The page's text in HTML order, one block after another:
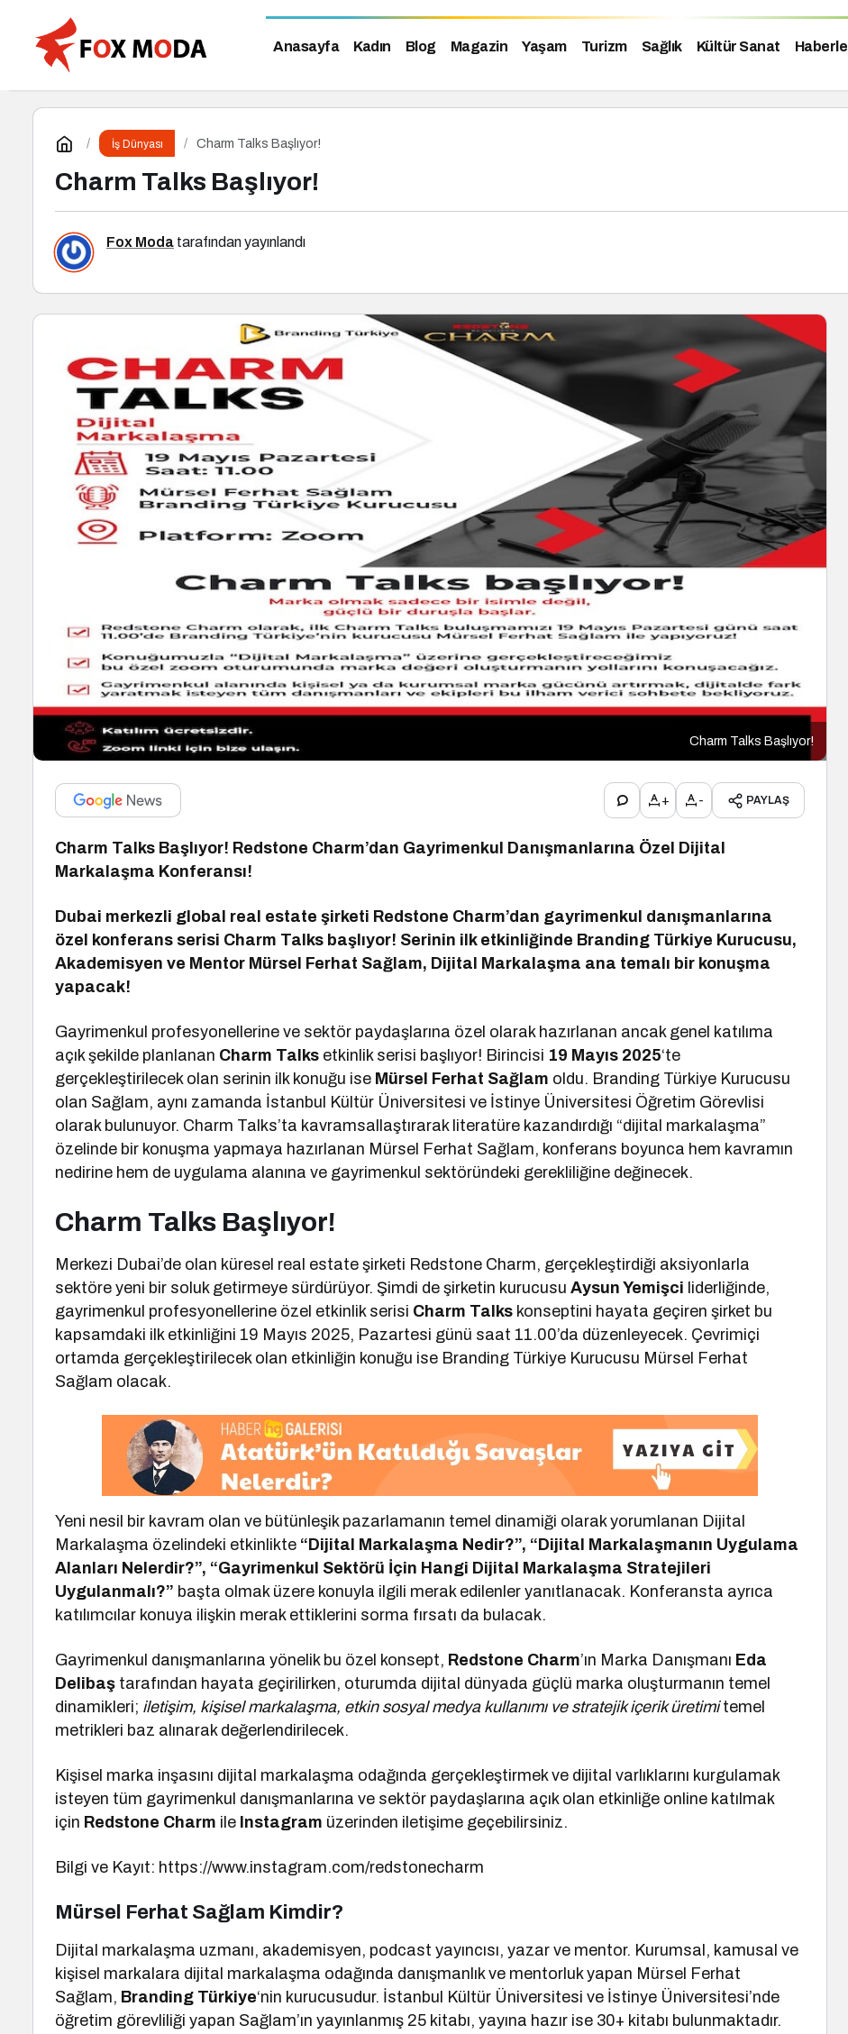
Anasayfa Kadın Blog Magazin Yaşam Turizm Sağlık Kültür Sanat
İş Dünyası Charm Talks Başlıyor!
Charm Talks Başlıyor!
Fox Moda tarafından yayınlandı
Charm Talks Başlıyor!
+ - PAYLAŞ
Charm Talks Başlıyor! Redstone Charm’dan Gayrimenkul Danışmanlarına Özel Dijital
Markalaşma Konferansı!
Dubai merkezli global real estate şirketi Redstone Charm’dan gayrimenkul danışmanlarına
özel konferans serisi Charm Talks başlıyor! Serinin ilk etkinliğinde Branding Türkiye Kurucusu,
Akademisyen ve Mentor Mürsel Ferhat Sağlam, Dijital Markalaşma ana temalı bir konuşma
yapacak!
Gayrimenkul profesyonellerine ve sektör paydaşlarına özel olarak hazırlanan ancak genel katılıma
açık şekilde planlanan Charm Talks etkinlik serisi başlıyor! Birincisi 19 Mayıs 2025‘te
gerçekleştirilecek olan serinin ilk konuğu ise Mürsel Ferhat Sağlam oldu. Branding Türkiye Kurucusu
olan Sağlam, aynı zamanda İstanbul Kültür Üniversitesi ve İstinye Üniversitesi Öğretim Görevlisi
olarak bulunuyor. Charm Talks’ta kavramsallaştırarak literatüre kazandırdığı “dijital markalaşma”
özelinde bir konuşma yapmaya hazırlanan Mürsel Ferhat Sağlam, konferans boyunca hem kavramın
nedirine hem de uygulama alanına ve gayrimenkul sektöründeki gerekliliğine değinecek.
Charm Talks Başlıyor!
Merkezi Dubai’de olan küresel real estate şirketi Redstone Charm, gerçekleştirdiği aksiyonlarla
sektöre yeni bir soluk getirmeye sürdürüyor. Şimdi de şirketin kurucusuAysun Yemişci liderliğinde,
gayrimenkul profesyonellerine özel etkinlik serisi Charm Talks konseptini hayata geçiren şirket bu
kapsamdaki ilk etkinliğini 19 Mayıs 2025, Pazartesi günü saat 11.00’da düzenleyecek. Çevrimiçi
ortamda gerçekleştirilecek olan etkinliğin konuğu ise Branding Türkiye Kurucusu Mürsel Ferhat
Sağlam olacak.
Yeni nesil bir kavram olan ve bütünleşik pazarlamanın temel dinamiği olarak yorumlanan Dijital
Markalaşma özelindeki etkinlikte “Dijital Markalaşma Nedir?”, “Dijital Markalaşmanın Uygulama
Alanları Nelerdir?”, “Gayrimenkul Sektörü İçin Hangi Dijital Markalaşma Stratejileri
Uygulanmalı?” başta olmak üzere konuyla ilgili merak edilenler yanıtlanacak. Konferansta ayrıca
katılımcılar konuya ilişkin merak ettiklerini sorma fırsatı da bulacak.
Gayrimenkul danışmanlarına yönelik bu özel konsept, Redstone Charm’ın Marka Danışmanı Eda
Delibaş tarafından hayata geçirilirken, oturumda dijital dünyada güçlü marka oluşturmanın temel
dinamikleri; iletişim, kişisel markalaşma, etkin sosyal medya kullanımı ve stratejik içerik üretimitemel
metrikleri baz alınarak değerlendirilecek.
Kişisel marka inşasını dijital markalaşma odağında gerçekleştirmek ve dijital varlıklarını kurgulamak
isteyen tüm gayrimenkul danışmanlarına ve sektör paydaşlarına açık olan etkinliğe online katılmak
için Redstone Charm ile Instagram üzerinden iletişime geçebilirsiniz.
Bilgi ve Kayıt: https://www.instagram.com/redstonecharm
Mürsel Ferhat Sağlam Kimdir?
Dijital markalaşma uzmanı, akademisyen, podcast yayıncısı, yazar ve mentor. Kurumsal, kamusal ve
kişisel markalara dijital markalaşma odağında danışmanlık ve mentorluk yapan Mürsel Ferhat
Sağlam, Branding Türkiye‘nin kurucusudur. İstanbul Kültür Üniversitesi ve İstinye Üniversitesi’nde
öğretim görevliliği yapan Sağlam’ın yayınlanmış 25 kitabı, yayına hazır ise 30+ kitabı bulunmaktadır.